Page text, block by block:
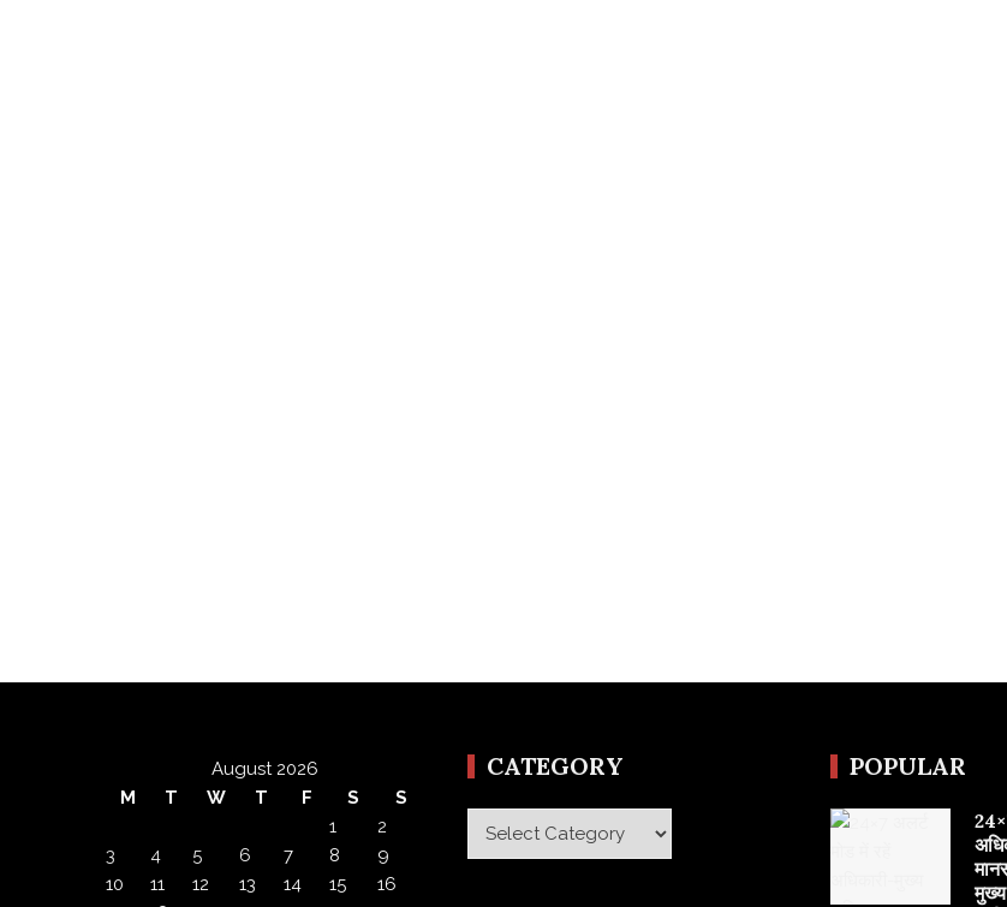
August 2026
M
T W T F S
S
1
2
3
4 5 6 7 8
9
10
11 12 13 14 15
16
CATEGORY
Category
POPULAR